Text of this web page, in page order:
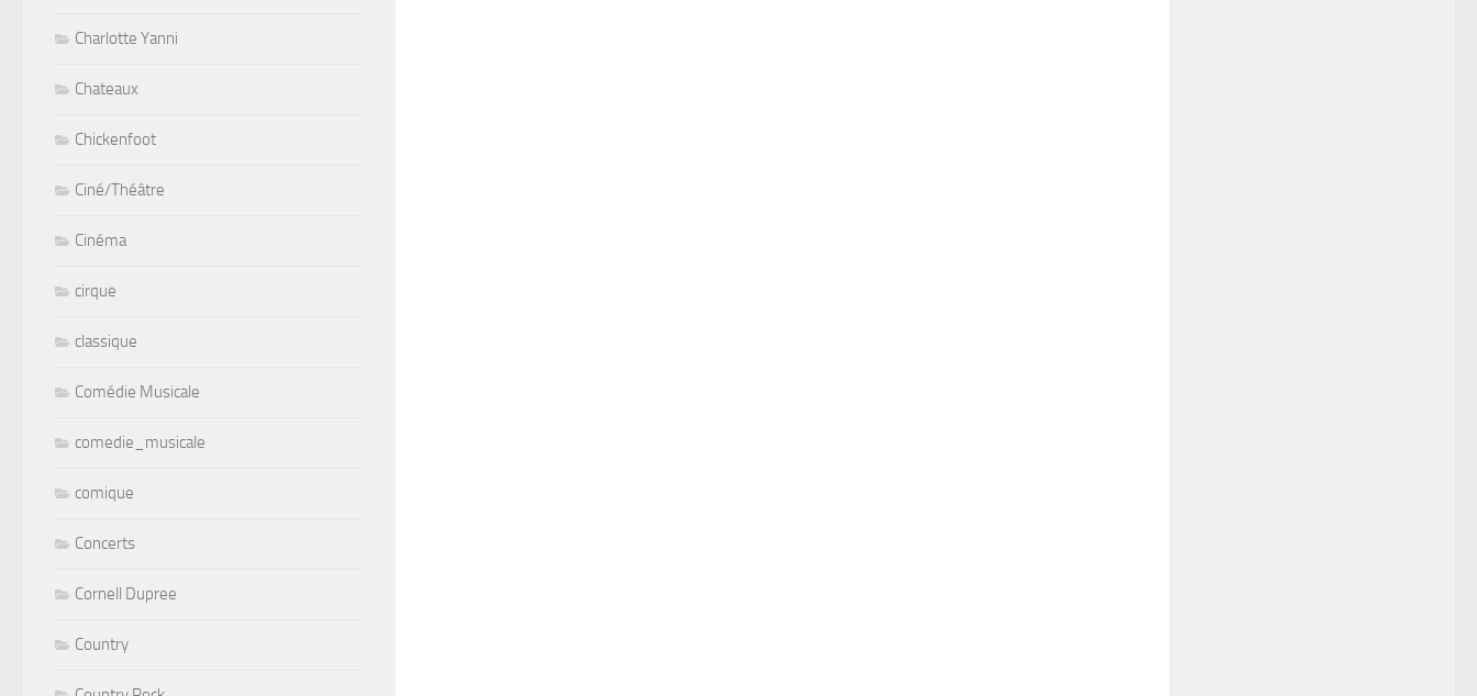
Charlotte Yanni
Chateaux
Chickenfoot
Ciné/Théâtre
Cinéma
cirque
classique
Comédie Musicale
comedie_musicale
comique
Concerts
Cornell Dupree
Country